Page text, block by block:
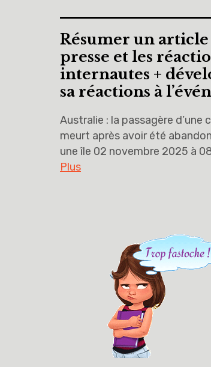
Résumer un article
presse et les
internautes +
sa réactions à
Australie : la passagère d’une
meurt après avoir été
une île 02 novembre 2025 à
Plus